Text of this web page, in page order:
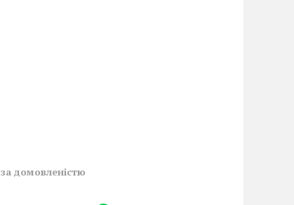
за домовленістю